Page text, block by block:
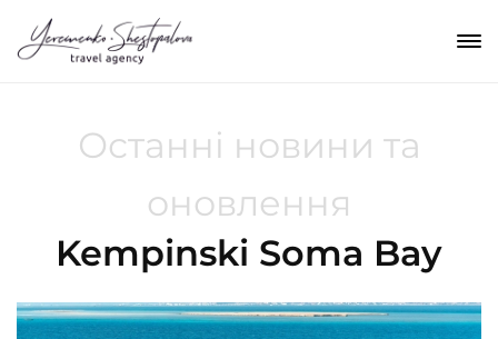
Останні новини та
оновлення
Kempinski Soma Bay